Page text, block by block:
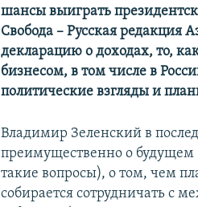
шансы выиграть
Свобода – Русская редакция
декларацию о доходах, то,
бизнесом, в том числе в
политические взгляды и
Владимир Зеленский в
преимущественно о будущем
такие вопросы), о том, чем
собирается сотрудничать с